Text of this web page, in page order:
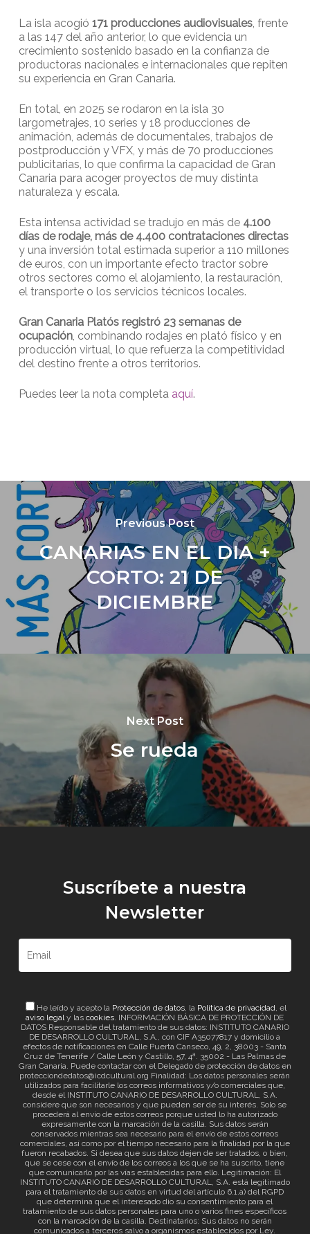
La isla acogió 171 producciones audiovisuales, frente
a las 147 del año anterior, lo que evidencia un
crecimiento sostenido basado en la confianza de
productoras nacionales e internacionales que repiten
su experiencia en Gran Canaria.
En total, en 2025 se rodaron en la isla 30
largometrajes, 10 series y 18 producciones de
animación, además de documentales, trabajos de
postproducción y VFX, y más de 70 producciones
publicitarias, lo que confirma la capacidad de Gran
Canaria para acoger proyectos de muy distinta
naturaleza y escala.
Esta intensa actividad se tradujo en más de 4.100
días de rodaje, más de 4.400 contrataciones directas
y una inversión total estimada superior a 110 millones
de euros, con un importante efecto tractor sobre
otros sectores como el alojamiento, la restauración,
el transporte o los servicios técnicos locales.
Gran Canaria Platós registró 23 semanas de
ocupación, combinando rodajes en plató físico y en
producción virtual, lo que refuerza la competitividad
del destino frente a otros territorios.
Puedes leer la nota completa aquí.
Previous Post
CANARIAS EN EL DIA +
CORTO: 21 DE
DICIEMBRE
Next Post
Se rueda
Suscríbete a nuestra
Newsletter
He leído y acepto la Protección de datos, la Política de privacidad, el
aviso legaly lascookies. INFORMACIÓN BÁSICA DE PROTECCIÓN DE
DATOS Responsable del tratamiento de sus datos: INSTITUTO CANARIO
DE DESARROLLO CULTURAL, S.A., con CIF A35077817 y domicilio a
efectos de notificaciones en Calle Puerta Canseco, 49, 2, 38003 - Santa
Cruz de Tenerife / Calle León y Castillo, 57, 4ª. 35002 - Las Palmas de
Gran Canaria. Puede contactar con el Delegado de protección de datos en
protecciondedatos@icdcultural.org Finalidad: Los datos personales serán
utilizados para facilitarle los correos informativos y/o comerciales que,
desde el INSTITUTO CANARIO DE DESARROLLO CULTURAL, S.A.
considere que son necesarios y que pueden ser de su interés. Solo se
procederá al envío de estos correos porque usted lo ha autorizado
expresamente con la marcación de la casilla. Sus datos serán
conservados mientras sea necesario para el envío de estos correos
comerciales, así como por el tiempo necesario para la finalidad por la que
fueron recabados. Si desea que sus datos dejen de ser tratados, o bien,
que se cese con el envío de los correos a los que se ha suscrito, tiene
que comunicarlo por las vías establecidas para ello. Legitimación: El
INSTITUTO CANARIO DE DESARROLLO CULTURAL, S.A. está legitimado
para el tratamiento de sus datos en virtud del artículo 6.1.a) del RGPD
que determina que el interesado dio su consentimiento para el
tratamiento de sus datos personales para uno o varios fines específicos
con la marcación de la casilla. Destinatarios: Sus datos no serán
comunicados a terceros salvo a organismos establecidos por Ley.